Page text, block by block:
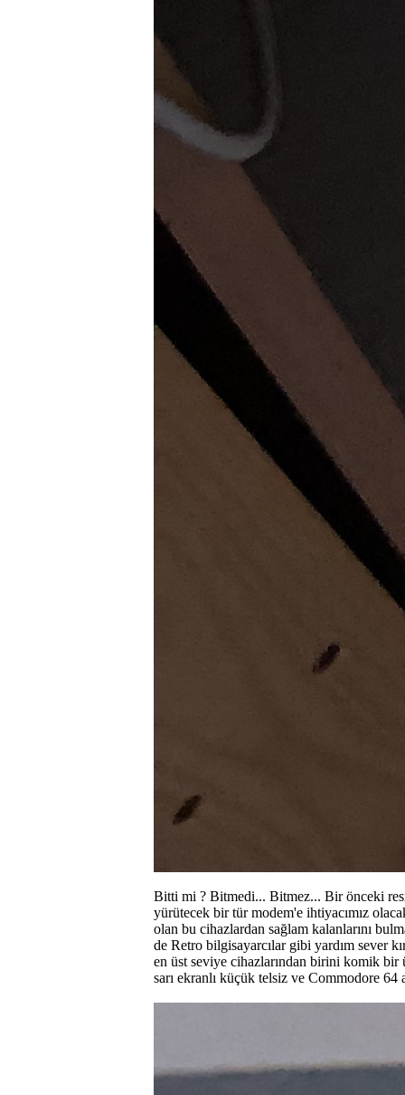
Bitti mi ? Bitmedi... Bitmez... Bir önceki
yürütecek bir tür modem'e ihtiyacımız
olan bu cihazlardan sağlam kalanlarını
de Retro bilgisayarcılar gibi yardım sever
en üst seviye cihazlarından birini komik bir
sarı ekranlı küçük telsiz ve Commodore